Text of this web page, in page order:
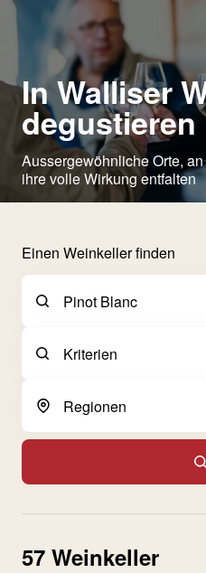
In Walliser
degustieren
Aussergewöhnliche Orte,
ihre volle Wirkung entfalten
Einen Weinkeller finden
57 Weinkeller